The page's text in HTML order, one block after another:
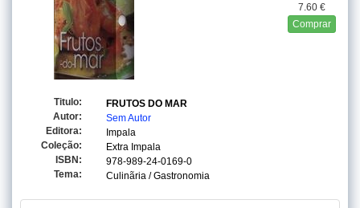
7.60 €
Comprar
Titulo:
FRUTOS DO MAR
Autor:
Sem Autor
Editora:
Impala
Coleção:
Extra Impala
ISBN:
978-989-24-0169-0
Tema:
Culinãria / Gastronomia